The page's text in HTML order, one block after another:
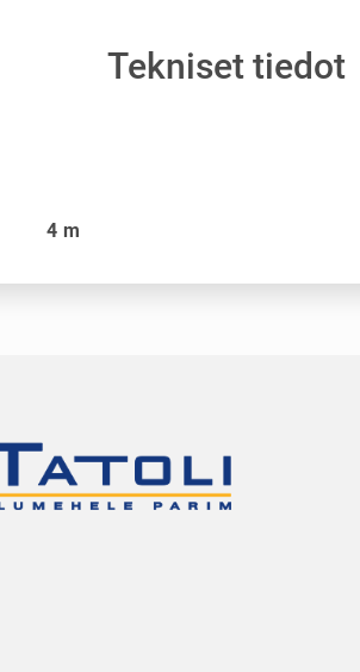
Tekniset tiedot
4 m